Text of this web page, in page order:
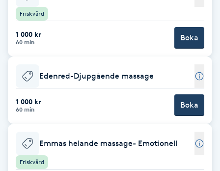
Faceliftmassage
Fet hårbotten
Fettreducering
Fibromassage
Fillers
Fotmassage
Friskvård
1 000 kr
60 min Boka
Edenred-Djupgående massage
1 000 kr
60 min Boka
Emmas helande massage- Emotionell
Friskvård